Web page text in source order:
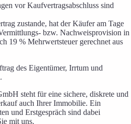
vor Kaufvertragsabschluss sind
zustande, hat der Käufer am Tage
bzw. Nachweisprovision in
19 % Mehrwertsteuer gerechnet aus
des Eigentümer, Irrtum und
steht für eine sichere, diskrete und
auch Ihrer Immobilie. Ein
und Erstgespräch sind dabei
mit uns.